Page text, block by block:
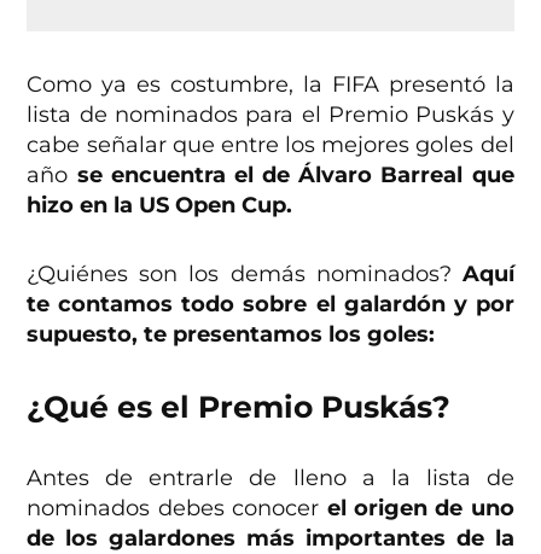
Como ya es costumbre, la FIFA presentó la
lista de nominados para el Premio Puskás y
cabe señalar que entre los mejores goles del
año se encuentra el de Álvaro Barreal que
hizo en la US Open Cup.
¿Quiénes son los demás nominados? Aquí
te contamos todo sobre el galardón y por
supuesto, te presentamos los goles:
¿Qué es el Premio Puskás?
Antes de entrarle de lleno a la lista de
nominados debes conocer el origen de uno
de los galardones más importantes de la